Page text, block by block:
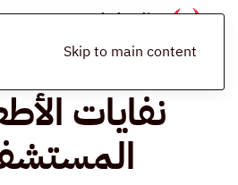
Skip to main content
نفايات